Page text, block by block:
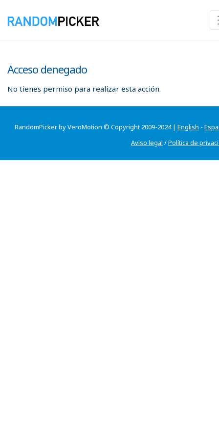
Acceso denegado
No tienes permiso para realizar esta acción.
RandomPicker by VeroMotion © Copyright 2009-2024 | English -
Aviso legal /Política de